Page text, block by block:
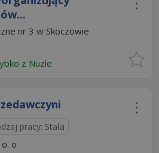
nr 3 w Skoczowie
z Nuzle
pracy: Stała
o